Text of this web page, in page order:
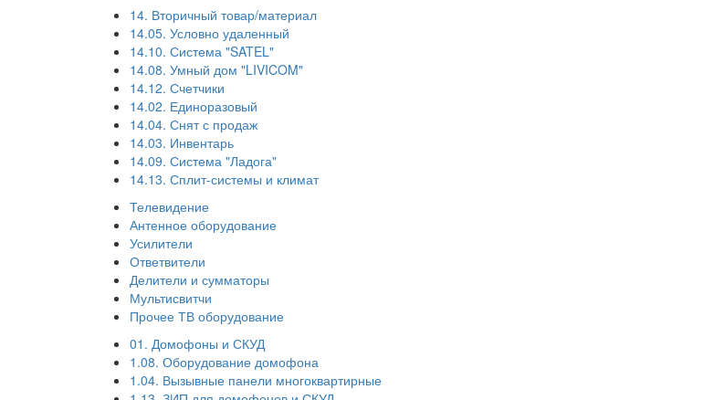
14. Вторичный товар/материал
14.05. Условно удаленный
14.10. Система "SATEL"
14.08. Умный дом "LIVICOM"
14.12. Счетчики
14.02. Единоразовый
14.04. Снят с продаж
14.03. Инвентарь
14.09. Система "Ладога"
14.13. Сплит-системы и климат
Телевидение
Антенное оборудование
Усилители
Ответвители
Делители и сумматоры
Мультисвитчи
Прочее ТВ оборудование
01. Домофоны и СКУД
1.08. Оборудование домофона
1.04. Вызывные панели многоквартирные